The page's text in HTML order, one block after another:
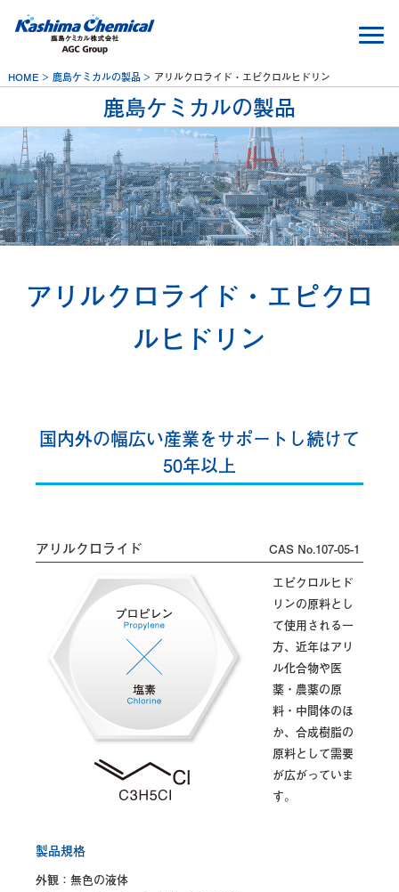
HOME 鹿島ケミカルの製品 アリルクロライド・エピクロルヒドリン
鹿島ケミカルの製品
アリルクロライド・エピクロ
ルヒドリン
国内外の幅広い産業をサポートし続けて
50年以上
アリルクロライド
CAS No.107-05-1
エピクロルヒド
リンの原料とし
て使用される一
方、近年はアリ
ル化合物や医
薬・農薬の原
料・中間体のほ
か、合成樹脂の
原料として需要
が広がっていま
す。
製品規格
外観：無色の液体